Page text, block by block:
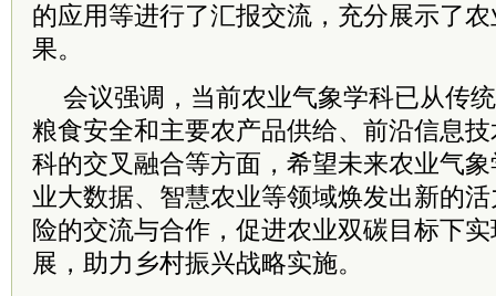
的应用等进行了汇报交流，充分展示了
果。
会议强调，当前农业气象学科已从传
粮食安全和主要农产品供给、前沿信息
科的交叉融合等方面，希望未来农业气
业大数据、智慧农业等领域焕发出新的
险的交流与合作，促进农业双碳目标下
展，助力乡村振兴战略实施。